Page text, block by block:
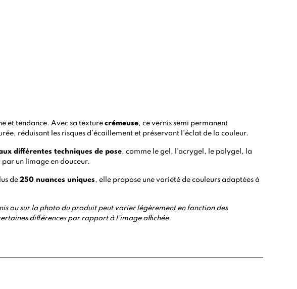
et tendance. Avec sa texturecrémeuse, ce vernis semi permanent
réduisant les risques d’écaillement et préservant l’éclat de la couleur.
différentes techniques de pose, comme legel , l'acrygel , le polygel , la
par un limage en douceur.
de250 nuances uniques, elle propose une variété de couleurs adaptées à
ou sur la photo du produit peut varier légèrement en fonction des
différences par rapport à l’image affichée.